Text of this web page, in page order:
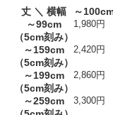
丈 ＼ 横幅
～
～99cm
（5cm刻み）
1,980円
～159cm
（5cm刻み）
2,420円
～199cm
（5cm刻み）
2,860円
～259cm
3,300円